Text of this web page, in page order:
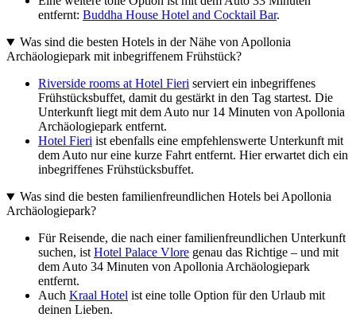
entfernt: Buddha House Hotel and Cocktail Bar.
Was sind die besten Hotels in der Nähe von Apollonia
Archäologiepark mit inbegriffenem Frühstück?
Riverside rooms at Hotel Fieri serviert ein inbegriffenes
Frühstücksbuffet, damit du gestärkt in den Tag startest. Die
Unterkunft liegt mit dem Auto nur 14 Minuten von Apollonia
Archäologiepark entfernt.
Hotel Fieri ist ebenfalls eine empfehlenswerte Unterkunft mit
dem Auto nur eine kurze Fahrt entfernt. Hier erwartet dich ein
inbegriffenes Frühstücksbuffet.
Was sind die besten familienfreundlichen Hotels bei Apollonia
Archäologiepark?
Für Reisende, die nach einer familienfreundlichen Unterkunft
suchen, istHotel Palace Vlore genau das Richtige – und mit
dem Auto 34 Minuten von Apollonia Archäologiepark
entfernt.
Auch Kraal Hotel ist eine tolle Option für den Urlaub mit
deinen Lieben.